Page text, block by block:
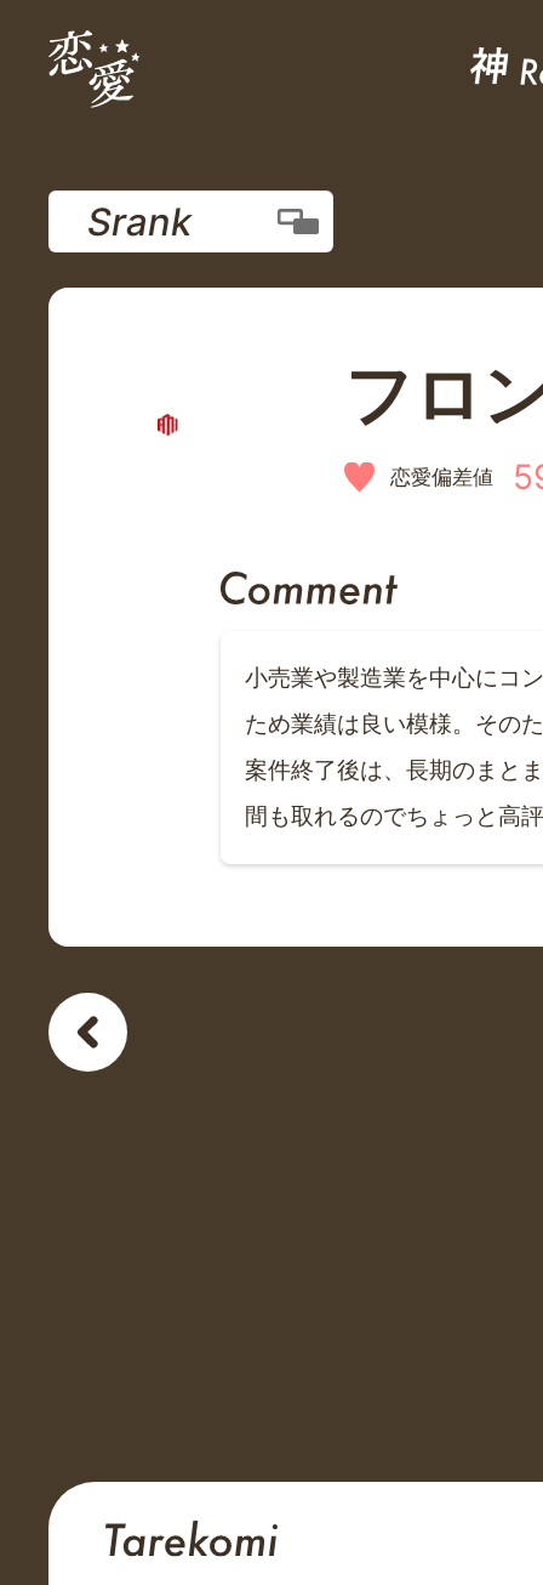
フロ
恋愛偏差値
Srank
小売業や製造業を中心にコ
ため業績は良い模様。その
案件終了後は、長期のまと
間も取れるのでちょっと高